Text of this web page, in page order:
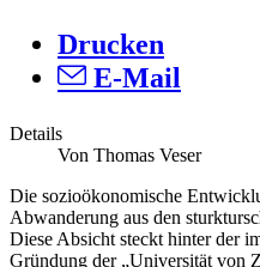
Drucken
E-Mail
Details
Von Thomas Veser
Die sozioökonomische
Abwanderung aus den
Diese Absicht steckt hinter der
Gründung der „Universität von